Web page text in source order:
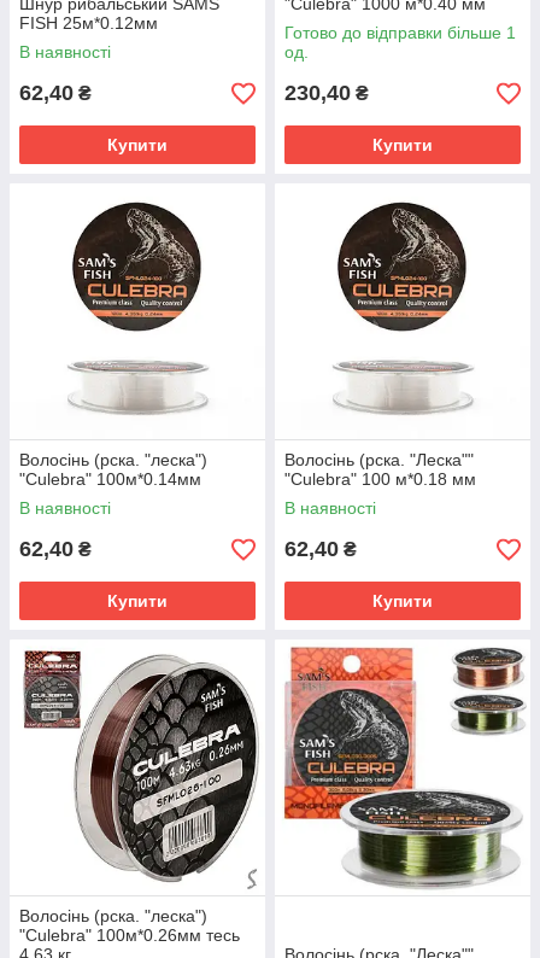
FISH 25м*0.12мм
В наявності
62,40 ₴
Купити
Готово до відправки більше 1
од.
230,40 ₴
Купити
Волосінь (рска. "леска")
"Culebra" 100м*0.14мм
В наявності
62,40 ₴
Купити
Волосінь (рска. "Леска""
"Culebra" 100 м*0.18 мм
В наявності
62,40 ₴
Купити
Волосінь (рска. "леска")
"Culebra" 100м*0.26мм тесь